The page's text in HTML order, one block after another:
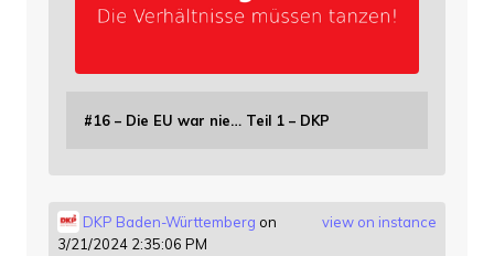
#16 – Die EU war nie… Teil 1 – DKP
view on instance
DKP Baden-Württemberg on
3/21/2024 2:35:06 PM